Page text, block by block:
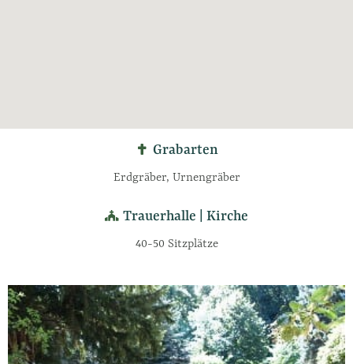
Grabarten
Erdgräber, Urnengräber
Trauerhalle | Kirche
40-50 Sitzplätze